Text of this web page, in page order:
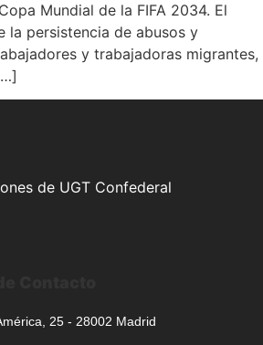
Mundial de la FIFA 2034. El
la persistencia de abusos y
y trabajadoras migrantes,
de UGT Confederal
25 - 28002 Madrid